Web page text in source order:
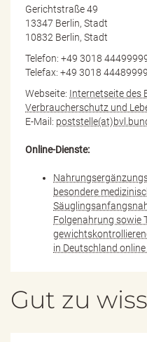
Gerichtstraße 49
13347 Berlin, Stadt
10832 Berlin, Stadt
Telefon: +49 3018
Telefax: +49 3018 44489999
Webseite: Internetseite des
Verbraucherschutz und
E-Mail:
Online-Dienste:
besondere
Folgenahrung sowie
in Deutschland
Gut zu